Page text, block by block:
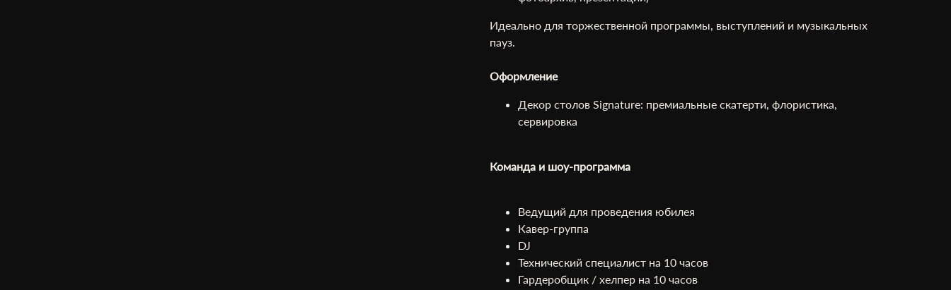
Идеально для торжественной программы, выступлений и музыкальных
пауз.
Оформление
Декор столов Signature: премиальные скатерти, флористика,
сервировка
Команда и шоу-программа
Ведущий для проведения юбилея
Кавер-группа
DJ
Технический специалист на 10 часов
Гардеробщик / хелпер на 10 часов